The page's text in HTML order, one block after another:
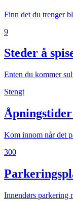
Finn det du trenger
9
Steder å
Enten du kommer
Stengt
Åpningstider
Kom innom når det
300
Innendørs parkering